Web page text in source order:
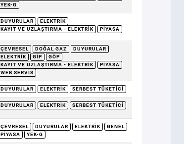
YEK-G
DUYURULAR
ELEKTRIK
KAYIT VE UZLAŞTIRMA - ELEKTRIK
PIYASA
ÇEVRESEL DOĞAL GAZ
DUYURULAR
ELEKTRIK
GİP
GÖP
KAYIT VE UZLAŞTIRMA - ELEKTRIK
PIYASA
WEB SERVIS
DUYURULAR ELEKTRIK SERBEST TÜKETICI
DUYURULAR ELEKTRIK SERBEST TÜKETICI
ÇEVRESEL DUYURULAR ELEKTRIK
GENEL
PIYASA
YEK-G